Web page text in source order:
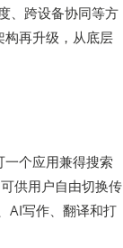
、跨设备协同等方
再升级，从底层
个应用兼得搜索
供用户自由切换传
AI写作、翻译和打